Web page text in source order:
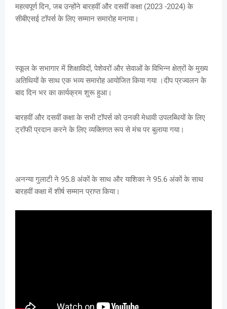
महत्वपूर्ण दिन, जब उन्होंने बारहवीं और दसवीं कक्षा (2023 -2024) के
सीबीएसई टॉपर्स के लिए सम्मान समारोह मनाया।
स्कूल के सभागार में शिक्षाविदों, पेशेवरों और सेवाओं के विभिन्न क्षेत्रों के मुख्य
अतिथियों के साथ एक भव्य समारोह आयोजित किया गया ।दीप प्रज्वलन के
बाद दिन भर का कार्यक्रम शुरू हुआ।
बारहवीं और दसवीं कक्षा के सभी टॉपर्स को उनकी मेधावी उपलब्धियों के लिए
ट्रॉफी प्रदान करने के लिए व्यक्तिगत रूप से मंच पर बुलाया गया।
अनन्या गुलाटी ने 95.8 अंकों के साथ और याशिका ने 95.6 अंकों के साथ
बारहवीं कक्षा में शीर्ष सम्मान प्राप्त किया।